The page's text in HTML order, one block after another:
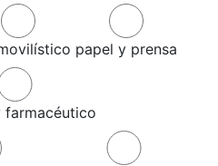
papel y prensa
farmacéutico